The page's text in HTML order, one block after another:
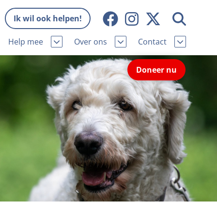
Ik wil ook helpen!
Help mee Over ons
Missie en visie
Wat wij doen
Onze organisatie
Samenwerking
Bekende vrienden
Vacatures
Donateursmagazine Hond
Contact
Contactgegevens
Pers
Nieuws
Veelgestelde vragen
Melding hondenleed
Nieuwsbrief
Incassodata
Doneer nu